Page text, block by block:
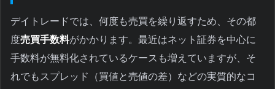
デイトレードでは、何度も売買を繰り返すため、その都
度売買手数料がかかります。最近はネット証券を中心に
手数料が無料化されているケースも増えていますが、そ
れでもスプレッド（買値と売値の差）などの実質的なコ